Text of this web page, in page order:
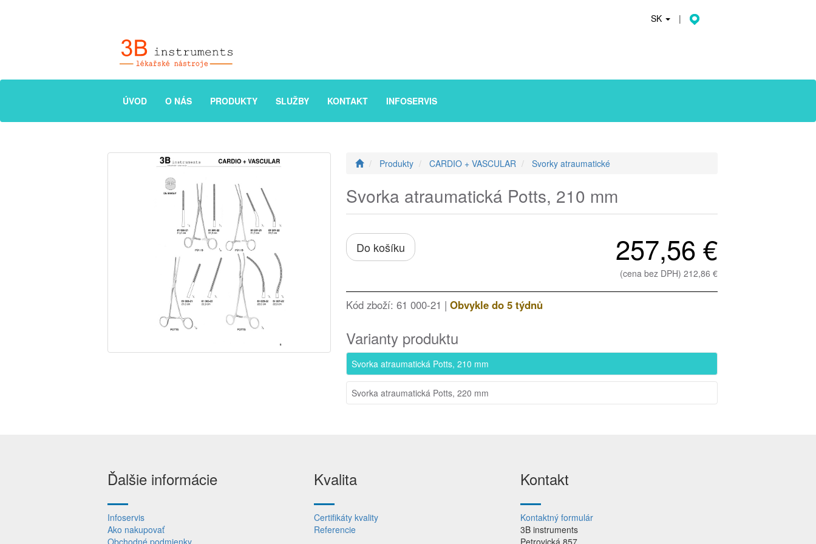
SK |
ÚVOD O NÁS PRODUKTY SLUŽBY KONTAKT INFOSERVIS
Produkty CARDIO + VASCULAR Svorky atraumatické
Svorka atraumatická Potts, 210 mm
Do košíku 257,56 €
(cena bez DPH) 212,86 €
Kód zboží: 61 000-21 | Obvykle do 5 týdnů
Varianty produktu
Svorka atraumatická Potts, 210 mm
Svorka atraumatická Potts, 220 mm
Ďalšie informácie
Infoservis
Ako nakupovať
Obchodné podmienky
Kvalita
Certifikáty kvality
Referencie
Kontakt
Kontaktný formulár
3B instruments
Petrovická 857